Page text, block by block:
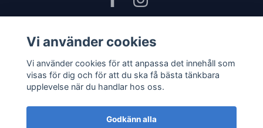
Vi använder cookies
Vi använder cookies för att anpassa det innehåll som
visas för dig och för att du ska få bästa tänkbara
upplevelse när du handlar hos oss.
Godkänn alla